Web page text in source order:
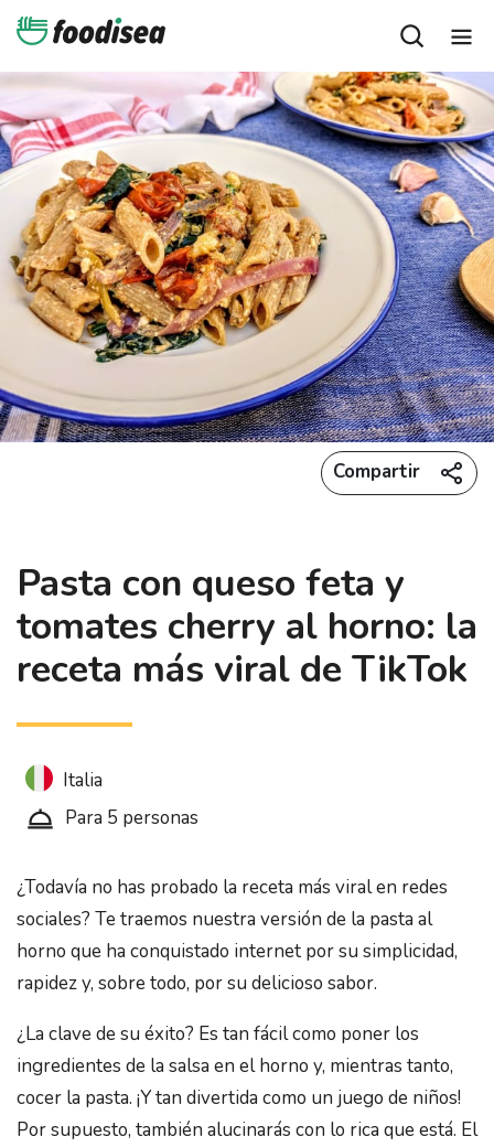
Compartir
Pasta con queso feta y
tomates cherry al horno: la
receta más viral de TikTok
Italia
Para 5 personas
¿Todavía no has probado la receta más viral en redes
sociales? Te traemos nuestra versión de la pasta al
horno que ha conquistado internet por su simplicidad,
rapidez y, sobre todo, por su delicioso sabor.
¿La clave de su éxito? Es tan fácil como poner los
ingredientes de la salsa en el horno y, mientras tanto,
cocer la pasta. ¡Y tan divertida como un juego de niños!
Por supuesto, también alucinarás con lo rica que está. El